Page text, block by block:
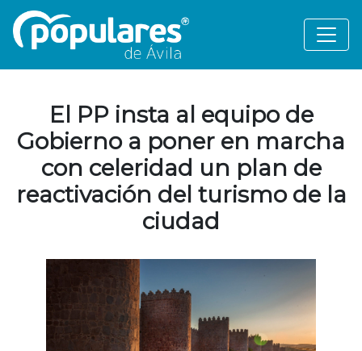
El PP insta al equipo de
Gobierno a poner en marcha
con celeridad un plan de
reactivación del turismo de la
ciudad